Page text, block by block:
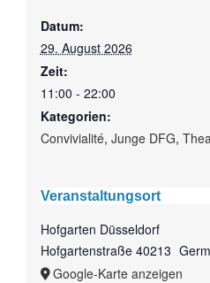
Datum:
29. August 2026
Zeit:
11:00 - 22:00
Kategorien:
Convivialité, Junge DFG,
Veranstaltungsort
Hofgarten Düsseldorf
Hofgartenstraße 40213
Google-Karte anzeigen